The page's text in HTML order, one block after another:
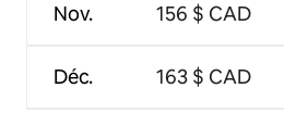
Nov.
Déc.
156 $ CAD
163 $ CAD